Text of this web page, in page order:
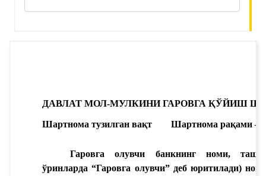
ДАВЛАТ МОЛ-МУЛКИНИ ГАРОВГА ҚЎЙИШ
Шартнома тузилган вақт Шартнома рақами –
Гаровга олувчи банкнинг номи,
ўринларда “Гаровга олувчи” деб юритилади)